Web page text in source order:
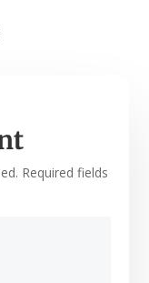
Required fields